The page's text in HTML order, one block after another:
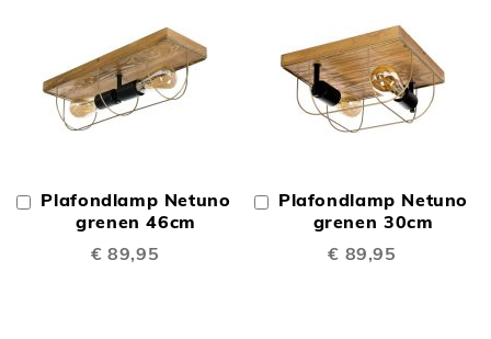
Plafondlamp Netuno
grenen 46cm
€ 89,95
In
Winkelwagen
Plafondlamp Netuno
grenen 30cm
€ 89,95
In
Winkelwagen